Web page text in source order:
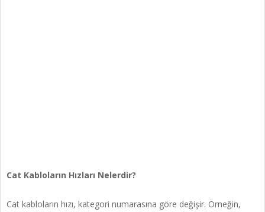
Cat Kabloların Hızları Nelerdir?
Cat kabloların hızı, kategori numarasına göre değişir. Örneğin,